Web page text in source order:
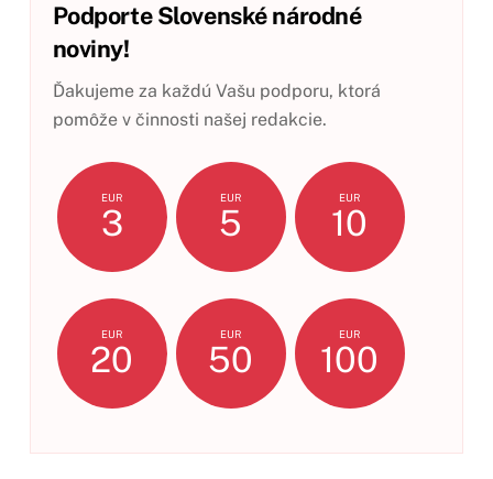
Podporte Slovenské národné
noviny!
Ďakujeme za každú Vašu podporu, ktorá
pomôže v činnosti našej redakcie.
EUR
3
EUR
5
EUR
10
EUR
20
EUR
50
EUR
100